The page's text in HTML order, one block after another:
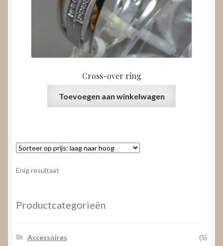
Cross-over ring
Toevoegen aan winkelwagen
Enig resultaat
Productcategorieën
Accessoires
(5)